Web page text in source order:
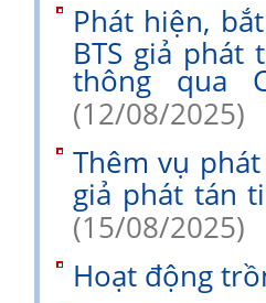
Phát hiện,
BTS giả
thông qua
(12/08/2025)
Thêm vụ
giả phát tán
(15/08/2025)
Hoạt động